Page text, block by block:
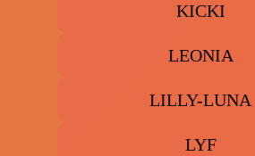
KICKI
LEONIA
LILLY-LUNA
LYF